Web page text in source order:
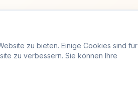
zu bieten. Einige Cookies sind für
zu verbessern. Sie können Ihre